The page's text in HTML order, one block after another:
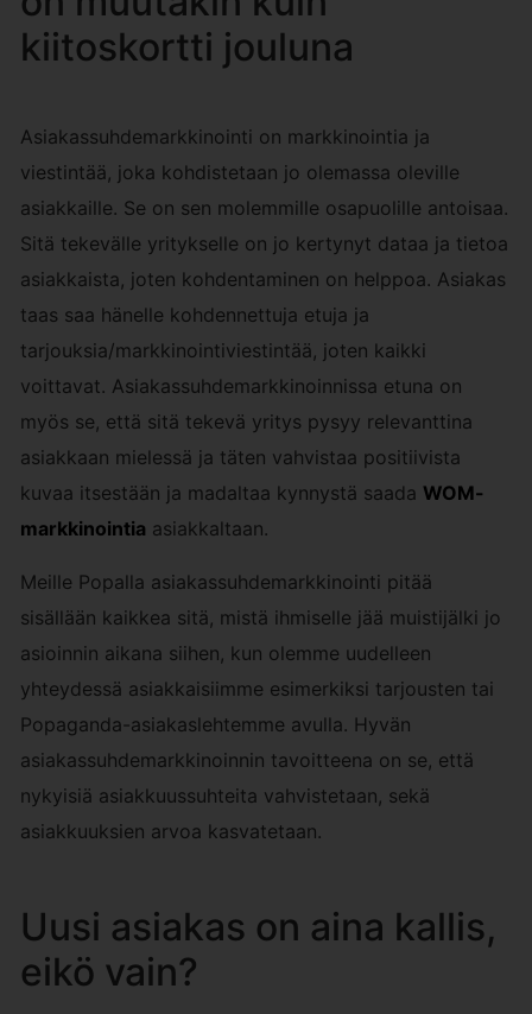
kiitoskortti jouluna
Asiakassuhdemarkkinointi on markkinointia ja
viestintää, joka kohdistetaan jo olemassa oleville
asiakkaille. Se on sen molemmille osapuolille antoisaa.
Sitä tekevälle yritykselle on jo kertynyt dataa ja tietoa
asiakkaista, joten kohdentaminen on helppoa. Asiakas
taas saa hänelle kohdennettuja etuja ja
tarjouksia/markkinointiviestintää, joten kaikki
voittavat. Asiakassuhdemarkkinoinnissa etuna on
myös se, että sitä tekevä yritys pysyy relevanttina
asiakkaan mielessä ja täten vahvistaa positiivista
kuvaa itsestään ja madaltaa kynnystä saada WOM-
markkinointia asiakkaltaan.
Meille Popalla asiakassuhdemarkkinointi pitää
sisällään kaikkea sitä, mistä ihmiselle jää muistijälki jo
asioinnin aikana siihen, kun olemme uudelleen
yhteydessä asiakkaisiimme esimerkiksi tarjousten tai
Popaganda-asiakaslehtemme avulla. Hyvän
asiakassuhdemarkkinoinnin tavoitteena on se, että
nykyisiä asiakkuussuhteita vahvistetaan, sekä
asiakkuuksien arvoa kasvatetaan.
Uusi asiakas on aina kallis,
eikö vain?